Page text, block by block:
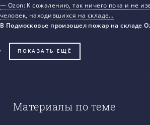
— Ozon: К сожалению, так ничего пока и не
человек, находившихся на складе…
В Подмосковье произошел пожар на складе
ПОКАЗАТЬ ЕЩЁ
Материалы по теме